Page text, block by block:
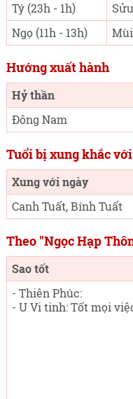
Tý (23h - 1h)
Ngọ (11h - 13h)
Mùi
Hướng xuất hành
Hỷ thần
Đông Nam
Tuổi bị xung khắc
Xung với ngày
Canh Tuất, Bính Tuất
Theo "Ngọc Hạp
Sao tốt
- Thiên Phúc:
- U Vi tinh: Tốt mọi